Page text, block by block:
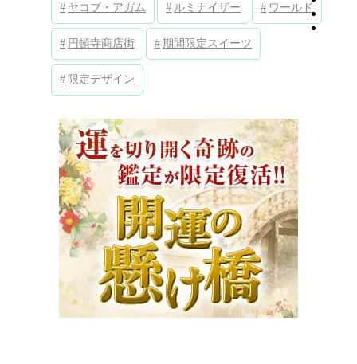
ヤコブ・アガム ルミナイザー ワールド
円頓寺商店街 期間限定スイーツ
限定デザイン